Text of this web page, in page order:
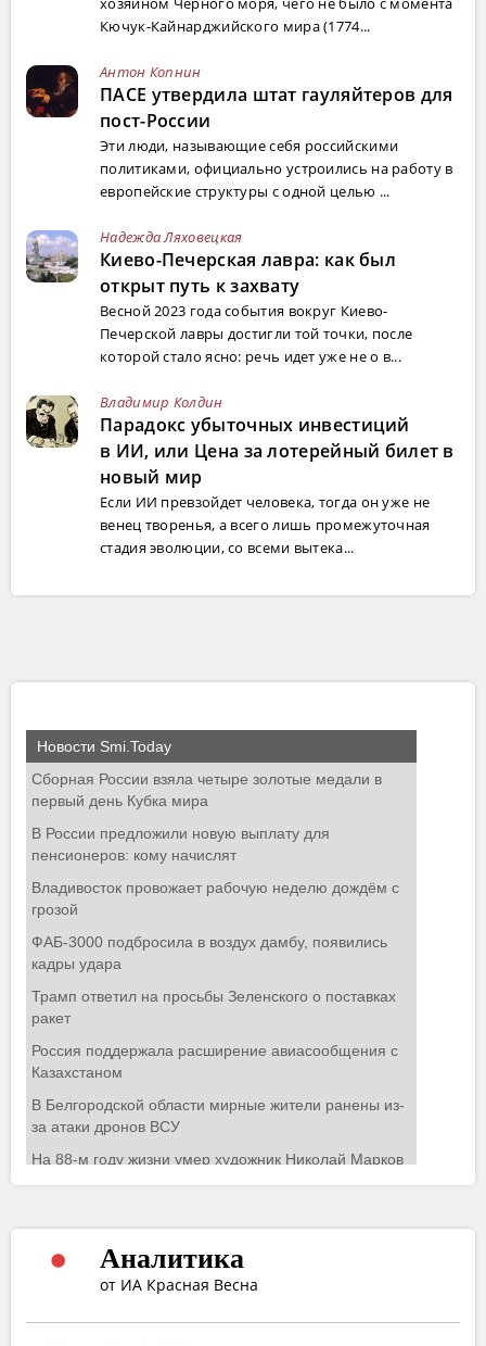
Кючук-Кайнарджийского мира (1774...
Антон Копнин
ПАСЕ утвердила штат гауляйтеров для
пост-России
Эти люди, называющие себя российскими
политиками, официально устроились на работу в
европейские структуры с одной целью ...
Надежда Ляховецкая
Киево-Печерская лавра: как был
открыт путь к захвату
Весной 2023 года события вокруг Киево-
Печерской лавры достигли той точки, после
которой стало ясно: речь идет уже не о в...
Владимир Колдин
Парадокс убыточных инвестиций
в ИИ, или Цена за лотерейный билет в
новый мир
Если ИИ превзойдет человека, тогда он уже не
венец творенья, а всего лишь промежуточная
стадия эволюции, со всеми вытека...
Аналитика
от ИА Красная Весна